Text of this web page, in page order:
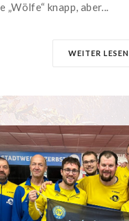
„Wölfe“ knapp, aber...
WEITER LESEN